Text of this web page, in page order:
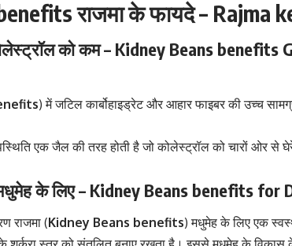
राजमा के फायदे – Rajma
को कम – Kidney Beans benefits
) में जटिलकार्बोहाइड्रेटऔर आहार फाइबर की उच्च
एक जैल की तरह होती है जो कोलेस्ट्रॉल को चारों ओर से
के लिए – Kidney Beans benefits for
राजमा (Kidney Beans benefits)मधुमेह के लिएएक